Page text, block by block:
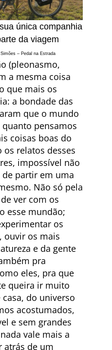
única companhia
da viagem
– Pedal na Estrada
(pleonasmo,
a mesma coisa
que mais os
a bondade das
que o mundo
pensamos
coisas boas do
relatos desses
impossível não
partir em uma
Não só pela
ver com os
esse mundão;
os
ouvir os mais
e da gente
pra
eles, pra que
queira ir muito
do universo
acostumados,
e sem grandes
vale mais a
atrás de um